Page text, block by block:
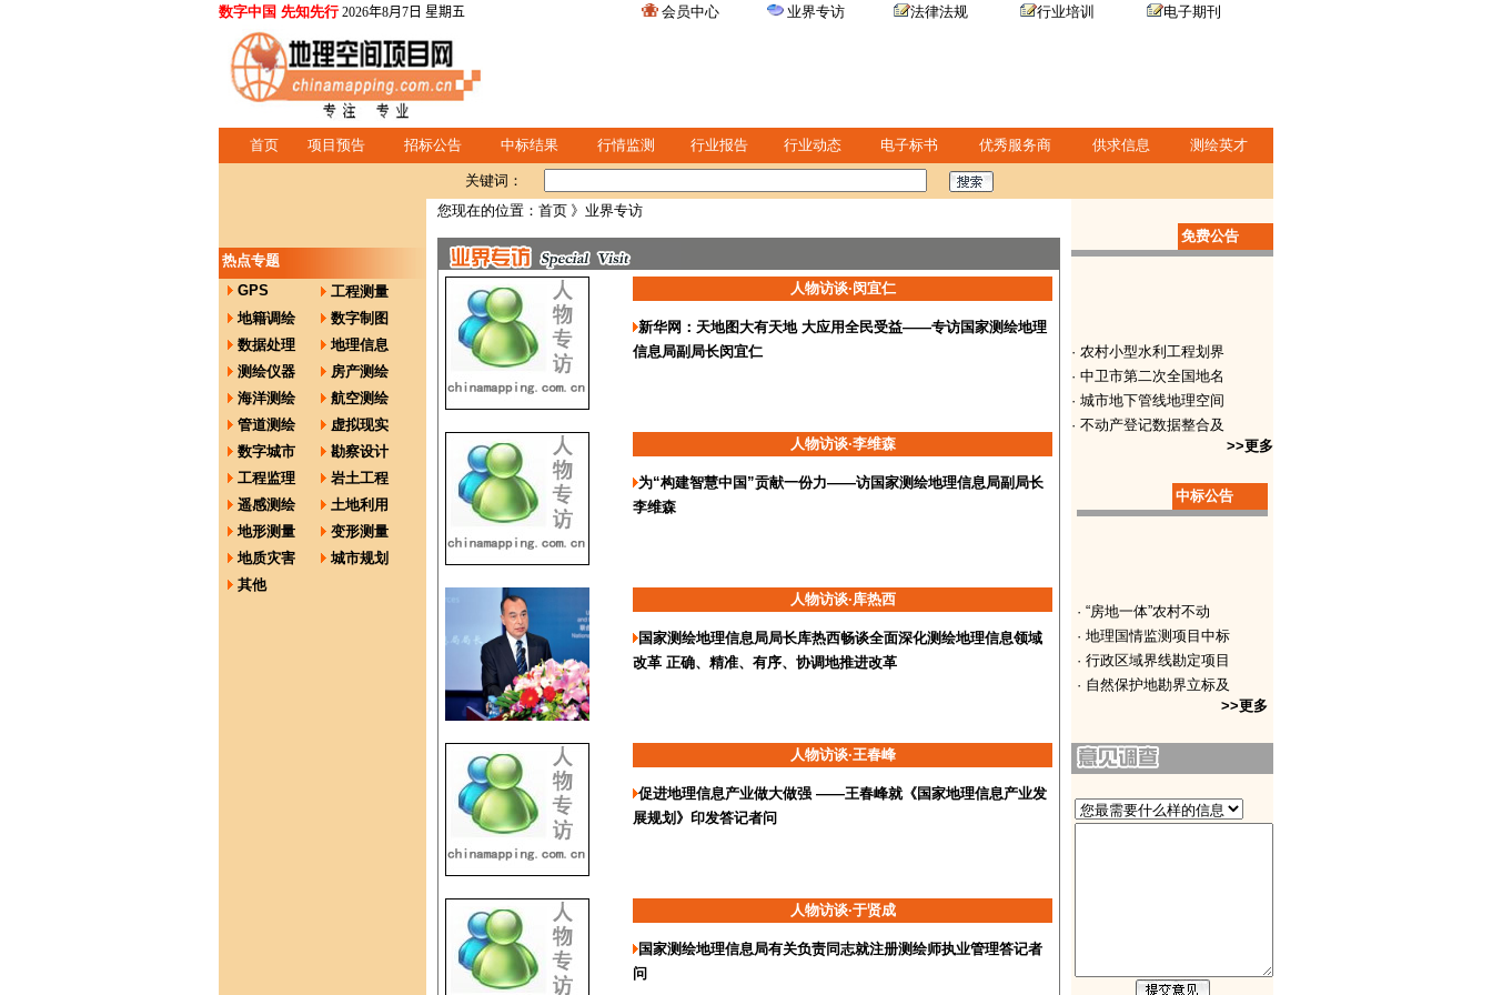
数字中国 先知先行 2026年8月7日 星期五 会员中心 业界专访 法律法规 行业培训 电子期刊
首页 项目预告 招标公告 中标结果 行情监测 行业报告 行业动态 电子标书 优秀服务商 供求信息 测绘英才
关键词：
热点专题
GPS
工程测量
地籍调绘
数字制图
数据处理
地理信息
测绘仪器
房产测绘
海洋测绘
航空测绘
管道测绘
虚拟现实
数字城市
勘察设计
工程监理
岩土工程
遥感测绘
土地利用
地形测量
变形测量
地质灾害
城市规划
其他
您现在的位置： 首页 》业界专访
人物访谈·闵宜仁
新华网：天地图大有天地 大应用全民受益——专访国家测绘地理
信息局副局长闵宜仁
人物访谈·李维森
为“构建智慧中国”贡献一份力——访国家测绘地理信息局副局长
李维森
人物访谈·库热西
国家测绘地理信息局局长库热西畅谈全面深化测绘地理信息领域
改革 正确、精准、有序、协调地推进改革
人物访谈·王春峰
促进地理信息产业做大做强 ——王春峰就《国家地理信息产业发
展规划》印发答记者问
人物访谈·于贤成
国家测绘地理信息局有关负责同志就注册测绘师执业管理答记者
问
免费公告
· 农村小型水利工程划界
· 中卫市第二次全国地名
· 城市地下管线地理空间
· 不动产登记数据整合及
· 排水管线普查项目招标
· 2016年度土地利用
>>更多
中标公告
· “房地一体”农村不动
· 地理国情监测项目中标
· 行政区域界线勘定项目
· 自然保护地勘界立标及
· 园林绿化信息管理系统
· 自然资源存量数据20
· 河流及水利工程管理范
· 永久基本农田储备区划
>>更多